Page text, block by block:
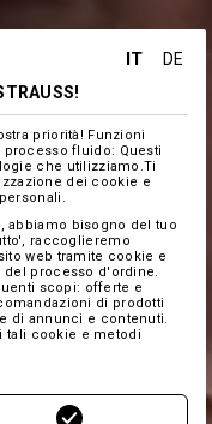
IT
DE
priorità! Funzioni
fluido: Questi
che utilizziamo.Ti
dei cookie e
abbiamo bisogno del tuo
raccoglieremo
web tramite cookie e
del processo d'ordine.
scopi: offerte e
di prodotti
di annunci e contenuti.
tali cookie e metodi